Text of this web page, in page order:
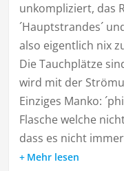
unkompliziert, das
´Hauptstrandes´
also eigentlich nix
Die Tauchplätze
wird mit der
Einziges Manko:
Flasche welche
dass es nicht
Mehr lesen